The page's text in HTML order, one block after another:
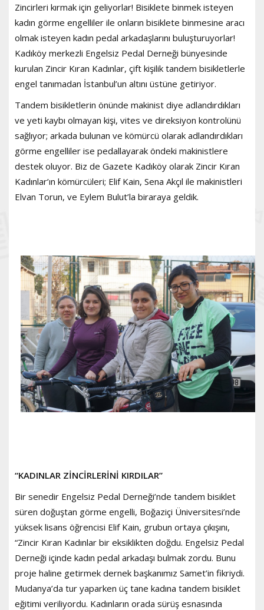
Zincirleri kırmak için geliyorlar! Bisiklete binmek isteyen
kadın görme engelliler ile onların bisiklete binmesine aracı
olmak isteyen kadın pedal arkadaşlarını buluşturuyorlar!
Kadıköy merkezli Engelsiz Pedal Derneği bünyesinde
kurulan Zincir Kıran Kadınlar, çift kişilik tandem bisikletlerle
engel tanımadan İstanbul’un altını üstüne getiriyor.
Tandem bisikletlerin önünde makinist diye adlandırdıkları
ve yeti kaybı olmayan kişi, vites ve direksiyon kontrolünü
sağlıyor; arkada bulunan ve kömürcü olarak adlandırdıkları
görme engelliler ise pedallayarak öndeki makinistlere
destek oluyor. Biz de Gazete Kadıköy olarak Zincir Kıran
Kadınlar’ın kömürcüleri; Elif Kain, Sena Akçıl ile makinistleri
Elvan Torun, ve Eylem Bulut’la biraraya geldik.
“KADINLAR ZİNCİRLERİNİ KIRDILAR”
Bir senedir Engelsiz Pedal Derneği’nde tandem bisiklet
süren doğuştan görme engelli, Boğaziçi Üniversitesi’nde
yüksek lisans öğrencisi Elif Kain, grubun ortaya çıkışını,
“Zincir Kıran Kadınlar bir eksiklikten doğdu. Engelsiz Pedal
Derneği içinde kadın pedal arkadaşı bulmak zordu. Bunu
proje haline getirmek dernek başkanımız Samet’in fikriydi.
Mudanya’da tur yaparken üç tane kadına tandem bisiklet
eğitimi veriliyordu. Kadınların orada sürüş esnasında